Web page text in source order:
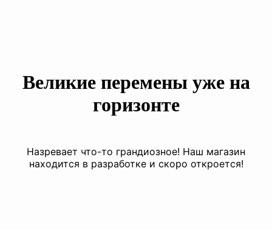
Великие перемены уже на
горизонте
Назревает что-то грандиозное! Наш магазин
находится в разработке и скоро откроется!